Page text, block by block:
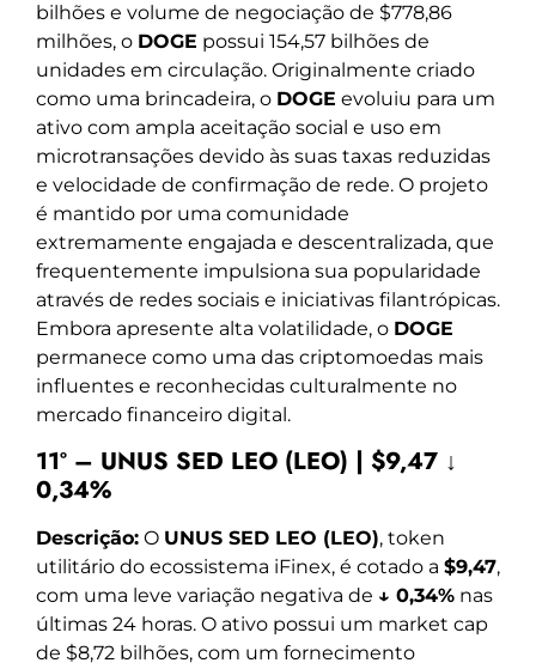
bilhões e volume de negociação de $778,86
milhões, o DOGE possui 154,57 bilhões de
unidades em circulação. Originalmente criado
como uma brincadeira, o DOGE evoluiu para um
ativo com ampla aceitação social e uso em
microtransações devido às suas taxas reduzidas
e velocidade de confirmação de rede. O projeto
é mantido por uma comunidade
extremamente engajada e descentralizada, que
frequentemente impulsiona sua popularidade
através de redes sociais e iniciativas filantrópicas.
Embora apresente alta volatilidade, o DOGE
permanece como uma das criptomoedas mais
influentes e reconhecidas culturalmente no
mercado financeiro digital.
11º – UNUS SED LEO (LEO) | $9,47 ↓
0,34%
Descrição: O UNUS SED LEO (LEO), token
utilitário do ecossistema iFinex, é cotado a $9,47,
com uma leve variação negativa de ↓ 0,34% nas
últimas 24 horas. O ativo possui um market cap
de $8,72 bilhões, com um fornecimento